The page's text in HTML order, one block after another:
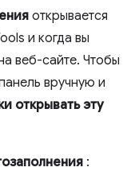
открывается
и когда вы
веб-сайте. Чтобы
вручную и
открывать эту
: